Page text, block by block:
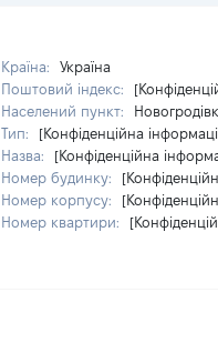
Країна:
Україна
Поштовий індекс:
Населений пункт:
Тип:
[Конфіденційна
Назва:
[Конфіденційна
Номер будинку:
Номер корпусу:
Номер квартири: